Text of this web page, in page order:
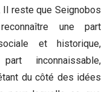
Il reste que Seignobos
une part
et historique,
inconnaissable,
du côté des idées